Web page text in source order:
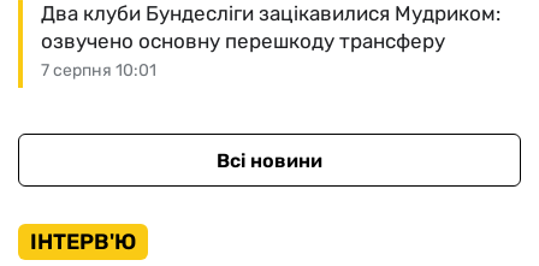
7 серпня 10:01
Два клуби Бундесліги зацікавилися Мудриком:
озвучено основну перешкоду трансферу
Всі новини
ІНТЕРВ'Ю